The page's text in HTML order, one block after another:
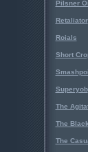
Pilsner
Retaliator
Roials
Short
Superyob
The
The
The